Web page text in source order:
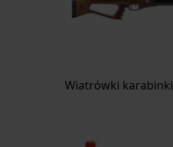
Wiatrówki karabinki